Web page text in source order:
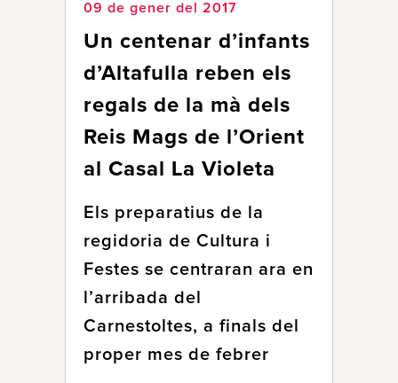
09 de gener del 2017
Un centenar d’infants
d’Altafulla reben els
regals de la mà dels
Reis Mags de l’Orient
al Casal La Violeta
Els preparatius de la
regidoria de Cultura i
Festes se centraran ara en
l’arribada del
Carnestoltes, a finals del
proper mes de febrer